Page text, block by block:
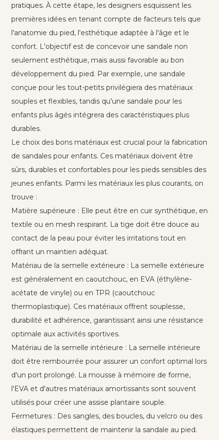
pratiques. À cette étape, les designers esquissent les
premières idées en tenant compte de facteurs tels que
l'anatomie du pied, l'esthétique adaptée à l'âge et le
confort. L'objectif est de concevoir une sandale non
seulement esthétique, mais aussi favorable au bon
développement du pied. Par exemple, une sandale
conçue pour les tout-petits privilégiera des matériaux
souples et flexibles, tandis qu'une sandale pour les
enfants plus âgés intégrera des caractéristiques plus
durables.
Le choix des bons matériaux est crucial pour la fabrication
de sandales pour enfants. Ces matériaux doivent être
sûrs, durables et confortables pour les pieds sensibles des
jeunes enfants. Parmi les matériaux les plus courants, on
trouve :
Matière supérieure : Elle peut être en cuir synthétique, en
textile ou en mesh respirant. La tige doit être douce au
contact de la peau pour éviter les irritations tout en
offrant un maintien adéquat.
Matériau de la semelle extérieure : La semelle extérieure
est généralement en caoutchouc, en EVA (éthylène-
acétate de vinyle) ou en TPR (caoutchouc
thermoplastique). Ces matériaux offrent souplesse,
durabilité et adhérence, garantissant ainsi une résistance
optimale aux activités sportives.
Matériau de la semelle intérieure : La semelle intérieure
doit être rembourrée pour assurer un confort optimal lors
d'un port prolongé. La mousse à mémoire de forme,
l'EVA et d'autres matériaux amortissants sont souvent
utilisés pour créer une assise plantaire souple.
Fermetures : Des sangles, des boucles, du velcro ou des
élastiques permettent de maintenir la sandale au pied.